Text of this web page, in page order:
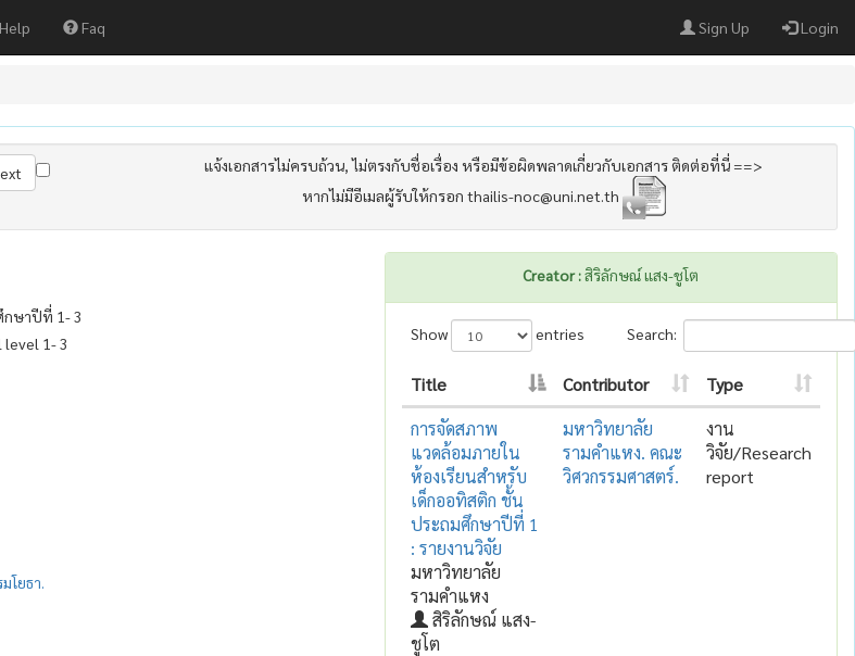
Help Faq Sign Up Login
แจ้งเอกสารไม่ครบถ้วน, ไม่ตรงกับชื่อเรื่อง หรือมีข้อผิดพลาดเกี่ยวกับเอกสาร ติดต่อที่นี่ ==>
หากไม่มีอีเมลผู้รับให้กรอก thailis-noc@uni.net.th
กษาปีที่ 1- 3
1- 3
โยธา.
Creator :สิริลักษณ์ แสง-ชูโต
Show entries Search:
Title Contributor
Type
การจัดสภาพ
แวดล้อมภายใน
ห้องเรียนสำหรับ
เด็กออทิสติก ชั้น
ประถมศึกษาปีที่ 1
: รายงานวิจัย
มหาวิทยาลัย
รามคำแหง
สิริลักษณ์ แสง-
ชูโต
มหาวิทยาลัย
รามคำแหง. คณะ
วิศวกรรมศาสตร์.
งาน
วิจัย/Research
report